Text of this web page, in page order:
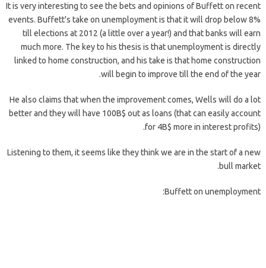
It is very interesting to see the bets and opinions of Buffett on recent
events. Buffett's take on unemployment is that it will drop below 8%
till elections at 2012 (a little over a year!) and that banks will earn
much more. The key to his thesis is that unemployment is directly
linked to home construction, and his take is that home construction
will begin to improve till the end of the year.
He also claims that when the improvement comes, Wells will do a lot
better and they will have 100B$ out as loans (that can easily account
for 4B$ more in interest profits).
Listening to them, it seems like they think we are in the start of a new
bull market.
Buffett on unemployment: